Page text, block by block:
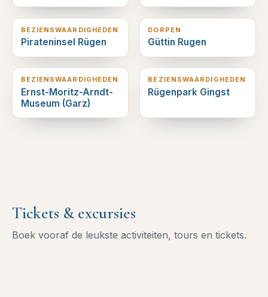
12 km verderop
BEZIENSWAARDIGHEDEN
Pirateninsel Rügen
19 km verderop
DORPEN
Güttin Rugen
19 km verderop
BEZIENSWAARDIGHEDEN
Ernst-Moritz-Arndt-
Museum (Garz)
20 km verderop
BEZIENSWAARDIGHEDEN
Rügenpark Gingst
Tickets & excursies
Boek vooraf de leukste activiteiten, tours en tickets.